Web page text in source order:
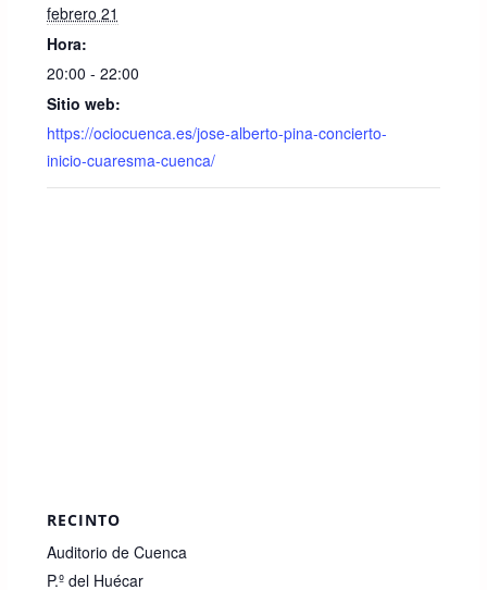
b
o
o
k
febrero 21
Hora:
20:00 - 22:00
Sitio web:
https://ociocuenca.es/jose-alberto-pina-concierto-
inicio-cuaresma-cuenca/
RECINTO
Auditorio de Cuenca
P.º del Huécar